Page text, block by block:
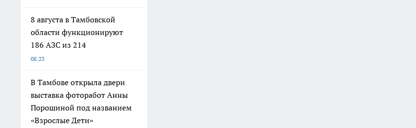
8 августа в Тамбовской
области функционируют
186 АЗС из 214
08:23
В Тамбове открыла двери
выставка фоторабот Анны
Порошиной под названием
«Взрослые Дети»